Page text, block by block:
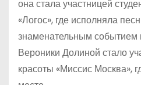
она стала участницей
«Логос», где исполняла
знаменательным событием
Вероники Долиной стало
красоты «Миссис Москва»,